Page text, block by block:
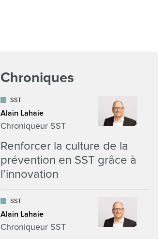
Chroniques
SST
Alain Lahaie
Chroniqueur SST
Renforcer la culture de la
prévention en SST grâce à
l’innovation
SST
Alain Lahaie
Chroniqueur SST